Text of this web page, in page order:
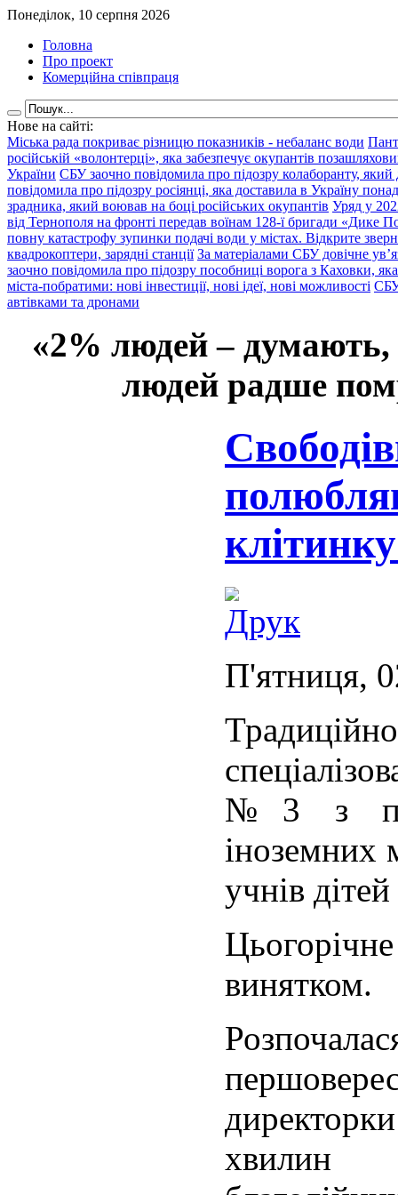
Понеділок, 10 серпня 2026
Головна
Про проект
Комерційна співпраця
Нове на сайті:
Міська рада покриває різницю показників - небаланс води
російській «волонтерці», яка забезпечує окупантів
України СБУ заочно повідомила про підозру колаборанту,
повідомила про підозру росіянці, яка доставила в Україну
зрадника, який воював на боці російських окупантів Уряд у
від Тернополя на фронті передав воїнам 128-ї бригади «Дике
повну катастрофу зупинки подачі води у містах. Відкрите
квадрокоптери, зарядні станції За матеріалами СБУ довічне
заочно повідомила про підозру пособниці ворога з Каховки,
міста-побратими: нові інвестиції, нові ідеї, нові можливості СБУ
автівками та дронами
«2% людей –
людей радше
П'ятниця,
№3 з
іноземних
учнів
винятком.
хвилин